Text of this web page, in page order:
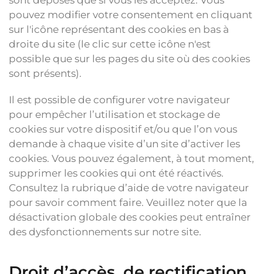
pouvez modifier votre consentement en cliquant
sur l'icône représentant des cookies en bas à
droite du site (le clic sur cette icône n'est
possible que sur les pages du site où des cookies
sont présents).
Il est possible de configurer votre navigateur
pour empêcher l’utilisation et stockage de
cookies sur votre dispositif et/ou que l’on vous
demande à chaque visite d’un site d’activer les
cookies. Vous pouvez également, à tout moment,
supprimer les cookies qui ont été réactivés.
Consultez la rubrique d’aide de votre navigateur
pour savoir comment faire. Veuillez noter que la
désactivation globale des cookies peut entraîner
des dysfonctionnements sur notre site.